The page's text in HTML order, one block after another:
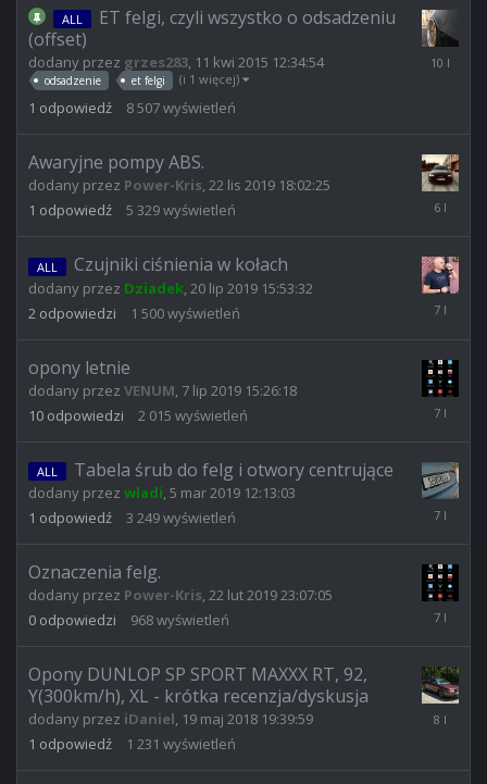
ALL
ET felgi, czyli wszystko o odsadzeniu
(offset)
dodany przez grzes283, 11 kwi 2015 12:34:54
odsadzenie et felgi (i 1 więcej)
1 odpowiedź 8 507wyświetleń
27
Awaryjne pompy ABS.
dodany przez Power-Kris,22 lis 2019 18:02:25
1 odpowiedź 5 329wyświetleń
24
19:30:46
ALL Czujniki ciśnienia w kołach
dodany przez Dziadek,20 lip 2019 15:53:32
2 odpowiedzi 1 500wyświetleń
22
11:58:57
opony letnie
dodany przez VENUM, 7 lip 2019 15:26:18
10 odpowiedzi 2 015 wyświetleń
06:34:23
ALL Tabela śrub do felg i otwory centrujące
dodany przez wladi,5 mar 2019 12:13:03
1 odpowiedź 3 249wyświetleń
14:39:33
Oznaczenia felg.
dodany przez Power-Kris,22 lut 2019 23:07:05
0 odpowiedzi 968wyświetleń
22
23:07:05
Opony DUNLOP SP SPORT MAXXX RT, 92,
Y(300km/h), XL - krótka recenzja/dyskusja
dodany przez iDaniel, 19 maj 2018 19:39:59
1 odpowiedź 1 231 wyświetleń
20